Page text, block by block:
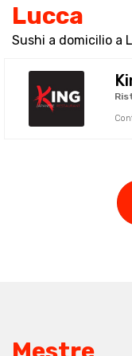
Lucca
Sushi a domicilio a